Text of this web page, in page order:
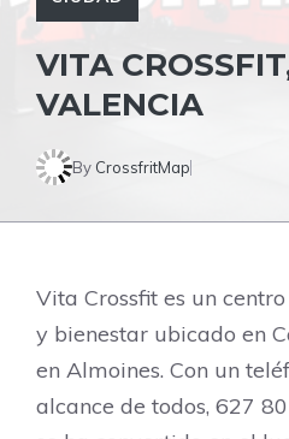
VITA
VALENCIA
By CrossfritMap
Vita Crossfit es un
y bienestar ubicado en
en Almoines. Con un
alcance de todos, 627